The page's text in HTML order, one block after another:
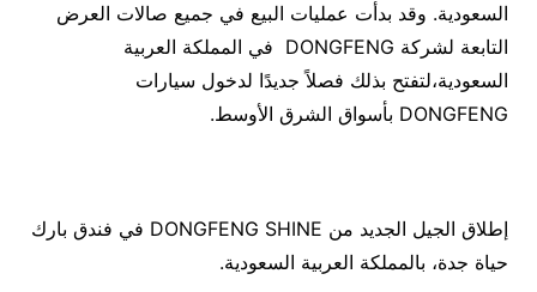
السعودية. وقد بدأت عمليات البيع في جميع صالات العرض
التابعة لشركة DONGFENG في المملكة العربية
السعودية،لتفتح بذلك فصلاً جديدًا لدخول سيارات
DONGFENG بأسواق الشرق الأوسط.
إطلاق الجيل الجديد من DONGFENG SHINE في فندق بارك
حياة جدة، بالمملكة العربية السعودية.